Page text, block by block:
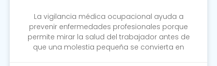
La vigilancia médica ocupacional ayuda a
prevenir enfermedades profesionales porque
permite mirar la salud del trabajador antes de
que una molestia pequeña se convierta en